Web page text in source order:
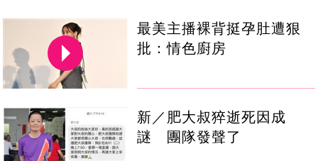
最美主播裸背挺孕肚遭狠
批：情色廚房
新／肥大叔猝逝死因成
謎 團隊發聲了